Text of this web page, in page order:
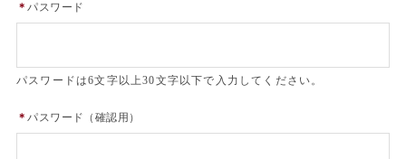
＊パスワード
パスワードは6文字以上30文字以下で入力してください。
＊ パスワード（確認用）